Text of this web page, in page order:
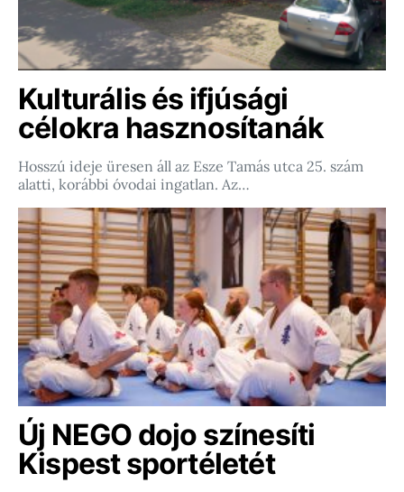
Kulturális és ifjúsági
célokra hasznosítanák
Hosszú ideje üresen áll az Esze Tamás utca 25. szám
alatti, korábbi óvodai ingatlan. Az…
Új NEGO dojo színesíti
Kispest sportéletét